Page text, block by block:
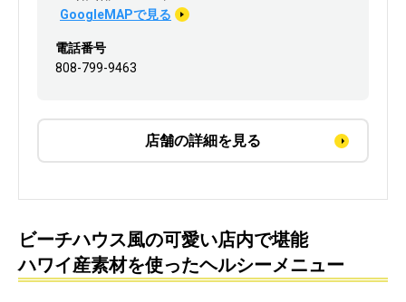
GoogleMAPで見る
電話番号
808-799-9463
店舗の詳細を見る
ビーチハウス風の可愛い店内で堪能
ハワイ産素材を使ったヘルシーメニュー